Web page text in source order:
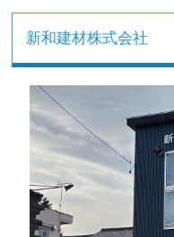
新和建材株式会社